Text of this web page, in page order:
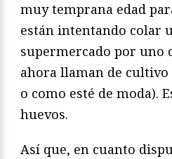
muy temprana edad
están intentando colar
supermercado por uno
ahora llaman de
o como esté de moda).
huevos.
Así que, en cuanto